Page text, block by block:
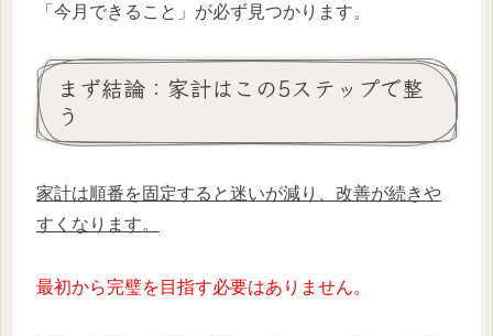
「今月できること」が必ず見つかります。
まず結論：家計はこの5ステップで整
う
家計は順番を固定すると迷いが減り、改善が続きや
すくなります。
最初から完璧を目指す必要はありません。